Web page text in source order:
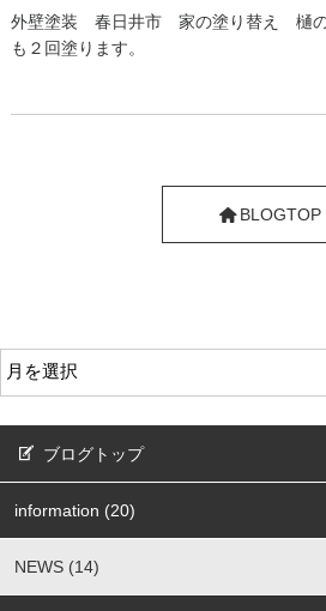
外壁塗装 春日井市 家の塗り替え 樋
も２回塗ります。
BLOGTOP
ブログトップ
information (20)
NEWS (14)